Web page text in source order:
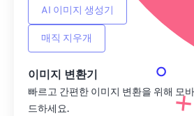
AI 이미지 생성기
매직 지우개
이미지 변환기
빠르고 간편한 이미지 변환을 위해 모
드하세요.